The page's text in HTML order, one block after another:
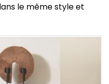
le même style et